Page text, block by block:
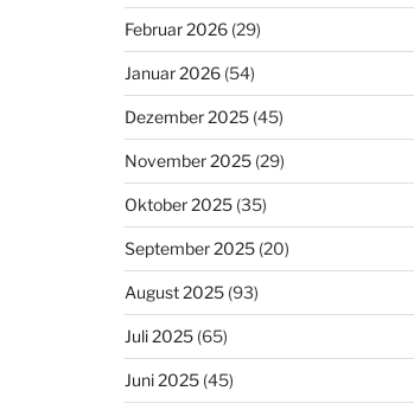
Februar 2026(29)
Januar 2026(54)
Dezember 2025(45)
November 2025(29)
Oktober 2025(35)
September 2025(20)
August 2025(93)
Juli 2025(65)
Juni 2025(45)